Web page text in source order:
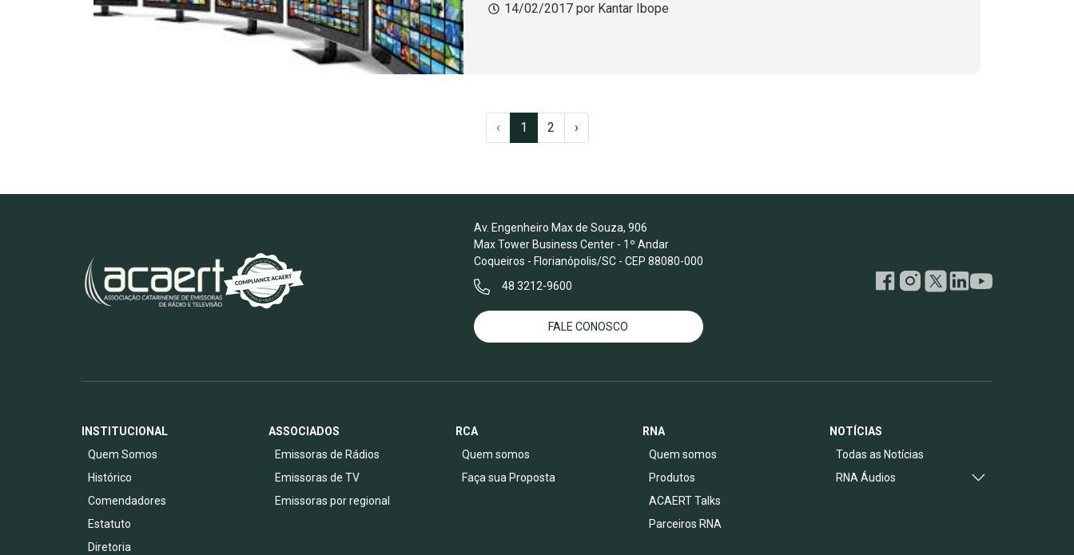
14/02/2017 por Kantar Ibope
‹ 1 2 ›
Av. Engenheiro Max de Souza, 906
Max Tower Business Center - 1º Andar
Coqueiros - Florianópolis/SC - CEP 88080-000
48 3212-9600
FALE CONOSCO
INSTITUCIONAL
Quem Somos
Histórico
Comendadores
Estatuto
Diretoria
ASSOCIADOS
Emissoras de Rádios
Emissoras de TV
Emissoras por regional
RCA
Quem somos
Faça sua Proposta
RNA
Quem somos
Produtos
ACAERT Talks
Parceiros RNA
NOTÍCIAS
Todas as Notícias
RNA Áudios